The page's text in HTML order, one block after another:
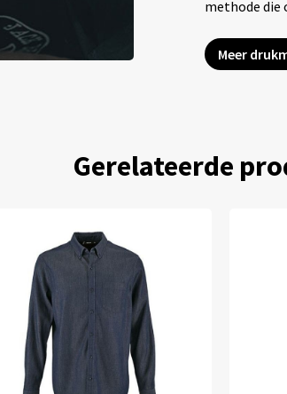
methode die
Meer
Gerelateerde